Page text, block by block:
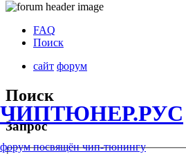
ЧИПТЮНЕР.РУС
форум посвящён чип-тюнингу
FAQ
Поиск
сайт форум
Поиск
Запрос